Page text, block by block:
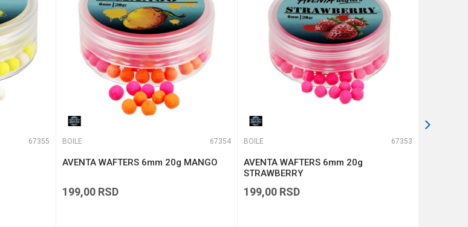
67355 BOILE 67354
AVENTA WAFTERS 6mm 20g MANGO
199,00 RSD
BOILE 67353
AVENTA WAFTERS 6mm 20g
STRAWBERRY
199,00 RSD